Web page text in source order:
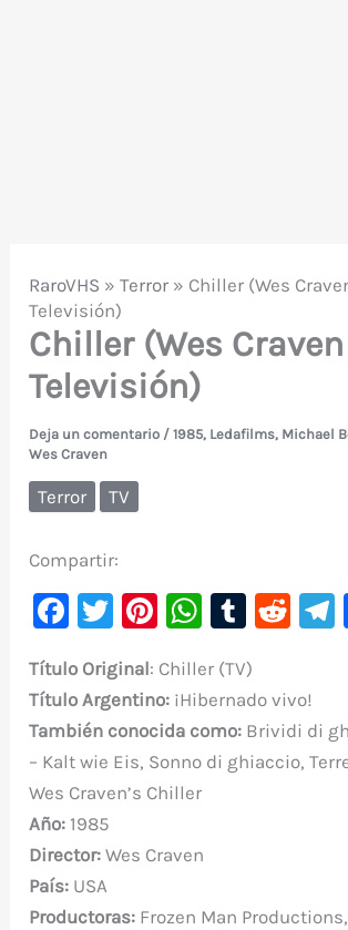
RaroVHS »Terror » Chiller (Wes
Televisión)
Chiller (Wes
Televisión)
Deja un comentario /1985, Ledafilms, Michael
Wes Craven
Terror TV
Compartir:
F
c
e
b
o
o
k
T
it
te
r
Pi
er
e
st
W
at
s
A
T
m
bl
r
R
di
t
Título Original: Chiller (TV)
Título Argentino: ¡Hibernado vivo!
También conocida como: Brividi di
– Kalt wie Eis, Sonno di ghiaccio,
Wes Craven’s Chiller
Año: 1985
Director: Wes Craven
País: USA
Productoras: Frozen Man